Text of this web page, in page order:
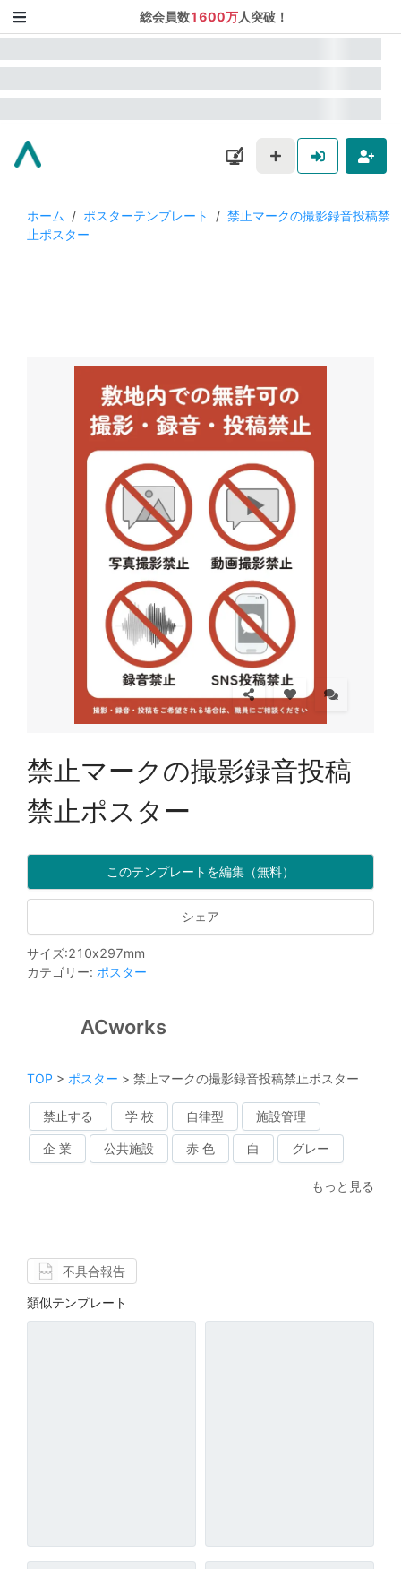
総会員数1600万人突破！
ホーム / ポスターテンプレート / 禁止マークの撮影録音投稿禁
止ポスター
禁止マークの撮影録音投稿
禁止ポスター
このテンプレートを編集（無料）
シェア
サイズ:210x297mm
カテゴリー: ポスター
ACworks
TOP > ポスター > 禁止マークの撮影録音投稿禁止ポスター
禁止する 学 校 自律型 施設管理
企 業 公共施設 赤 色 白 グレー
もっと見る
不具合報告
類似テンプレート